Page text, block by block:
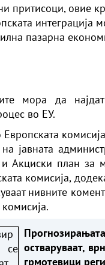
притисоци, овие
интеграција
пазарна
мора да
во ЕУ.
јавната
Акциски план за
комисија,
нивните
остваруваат,
грмотевици регистрирани